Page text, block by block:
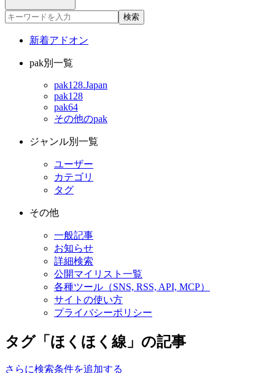
検索
新着アドオン
pak別一覧
pak128.Japan
pak128
pak64
その他のpak
ジャンル別一覧
ユーザー
カテゴリ
タグ
その他
一般記事
お知らせ
詳細検索
公開マイリスト一覧
各種ツール（SNS, RSS, API, MCP）
サイトの使い方
プライバシーポリシー
タグ「ほくほく線」の記事
さらに検索条件を追加する